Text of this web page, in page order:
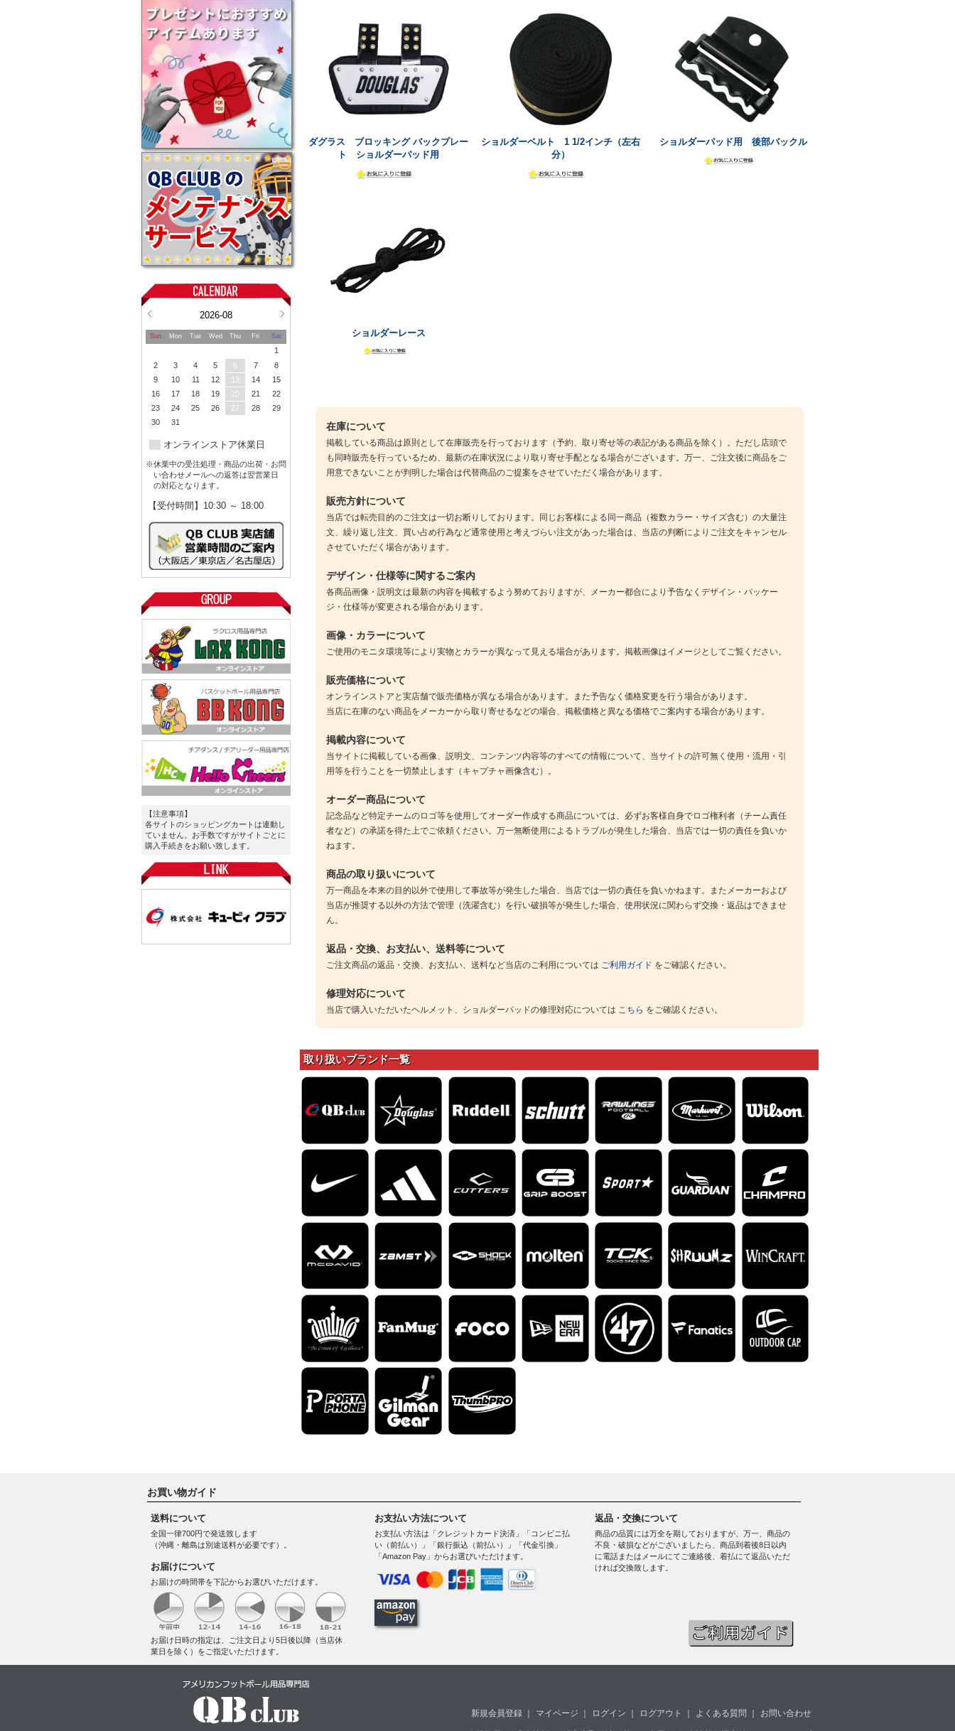
2026-08
Sun Mon Tue Wed Thu Fri Sat
1
2
3 4 5 6 7
8
9
10 11 12 13 14
15
16
17 18 19 20 21
22
23
24 25 26 27 28
29
30
31
オンラインストア休業日
※休業中の受注処理・商品の出荷・お問
い合わせメールへの返答は翌営業日
の対応となります。
【受付時間】10:30 ～ 18:00
【注意事項】
各サイトのショッピングカートは連動し
ていません。お手数ですがサイトごとに
購入手続きをお願い致します。
ダグラス ブロッキング バックプレー
ト ショルダーパッド用
ショルダーベルト 1 1/2インチ（左右
分）
ショルダーパッド用 後部バックル
ショルダーレース
在庫について
掲載している商品は原則として在庫販売を行っております（予約、取り寄せ等の表記がある商品を除く）。ただし店頭で
も同時販売を行っているため、最新の在庫状況により取り寄せ手配となる場合がございます。万一、ご注文後に商品をご
用意できないことが判明した場合は代替商品のご提案をさせていただく場合があります。
販売方針について
当店では転売目的のご注文は一切お断りしております。同じお客様による同一商品（複数カラー・サイズ含む）の大量注
文、繰り返し注文、買い占め行為など通常使用と考えづらい注文があった場合は、当店の判断によりご注文をキャンセル
させていただく場合があります。
デザイン・仕様等に関するご案内
各商品画像・説明文は最新の内容を掲載するよう努めておりますが、メーカー都合により予告なくデザイン・パッケー
ジ・仕様等が変更される場合があります。
画像・カラーについて
ご使用のモニタ環境等により実物とカラーが異なって見える場合があります。掲載画像はイメージとしてご覧ください。
販売価格について
オンラインストアと実店舗で販売価格が異なる場合があります。また予告なく価格変更を行う場合があります。
当店に在庫のない商品をメーカーから取り寄せるなどの場合、掲載価格と異なる価格でご案内する場合があります。
掲載内容について
当サイトに掲載している画像、説明文、コンテンツ内容等のすべての情報について、当サイトの許可無く使用・流用・引
用等を行うことを一切禁止します（キャプチャ画像含む）。
オーダー商品について
記念品など特定チームのロゴ等を使用してオーダー作成する商品については、必ずお客様自身でロゴ権利者（チーム責任
者など）の承諾を得た上でご依頼ください。万一無断使用によるトラブルが発生した場合、当店では一切の責任を負いか
ねます。
商品の取り扱いについて
万一商品を本来の目的以外で使用して事故等が発生した場合、当店では一切の責任を負いかねます。またメーカーおよび
当店が推奨する以外の方法で管理（洗濯含む）を行い破損等が発生した場合、使用状況に関わらず交換・返品はできませ
ん。
返品・交換、お支払い、送料等について
ご注文商品の返品・交換、お支払い、送料など当店のご利用については ご利用ガイド をご確認ください。
修理対応について
当店で購入いただいたヘルメット、ショルダーパッドの修理対応については こちら をご確認ください。
取り扱いブランド一覧
お買い物ガイド
送料について
全国一律700円で発送致します
（沖縄・離島は別途送料が必要です）。
お届けについて
お届けの時間帯を下記からお選びいただけます。
お届け日時の指定は、ご注文日より5日後以降（当店休
業日を除く）をご指定いただけます。
お支払い方法について
お支払い方法は「クレジットカード決済」「コンビニ払
い（前払い）」「銀行振込（前払い）」「代金引換」
「Amazon Pay」からお選びいただけます。
返品・交換について
商品の品質には万全を期しておりますが、万一、商品の
不良・破損などがございましたら、商品到着後8日以内
に電話またはメールにてご連絡後、着払にて返品いただ
ければ交換致します。
新規会員登録 マイページ ログイン ログアウト よくある質問 お問い合わせ